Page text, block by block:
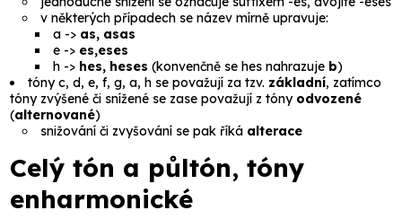
v některých případech se název mírně upravuje:
a -> as, asas
e -> es,eses
h -> hes, heses (konvenčně sehes nahrazuje b)
tónyc, d, e, f, g, a, h se považují za tzv. základní, zatímco
tóny zvýšené či snížené se zase považují z tóny odvozené
(alternované)
snižování či zvyšování se pak říká alterace
Celý tón a půltón, tóny
enharmonické